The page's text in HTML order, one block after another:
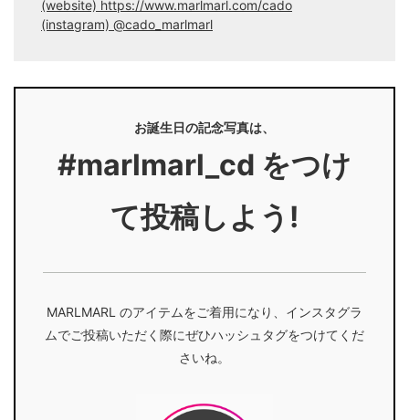
(website) https://www.marlmarl.com/cado
(instagram) @cado_marlmarl
お誕生日の記念写真は、
#marlmarl_cd をつけ
て投稿しよう!
MARLMARL のアイテムをご着用になり、インスタグラ
ムでご投稿いただく際にぜひハッシュタグをつけてくだ
さいね。